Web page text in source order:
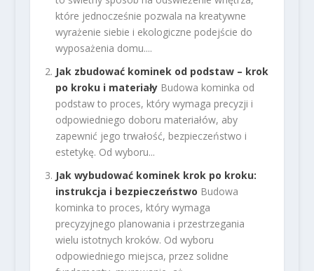
które jednocześnie pozwala na kreatywne
wyrażenie siebie i ekologiczne podejście do
wyposażenia domu....
Jak zbudować kominek od podstaw – krok
po kroku i materiały Budowa kominka od
podstaw to proces, który wymaga precyzji i
odpowiedniego doboru materiałów, aby
zapewnić jego trwałość, bezpieczeństwo i
estetykę. Od wyboru...
Jak wybudować kominek krok po kroku:
instrukcja i bezpieczeństwo Budowa
kominka to proces, który wymaga
precyzyjnego planowania i przestrzegania
wielu istotnych kroków. Od wyboru
odpowiedniego miejsca, przez solidne